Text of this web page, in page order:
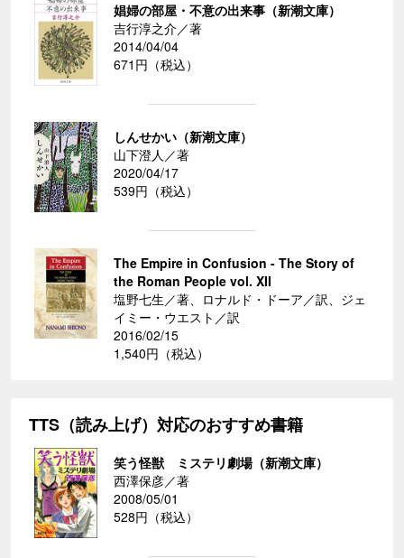
娼婦の部屋・不意の出来事（新潮文庫）
吉行淳之介／著
2014/04/04
671円（税込）
しんせかい（新潮文庫）
山下澄人／著
2020/04/17
539円（税込）
The Empire in Confusion - The Story of
the Roman People vol. XII
塩野七生／著、ロナルド・ドーア／訳、ジェ
イミー・ウエスト／訳
2016/02/15
1,540円（税込）
TTS（読み上げ）対応のおすすめ書籍
笑う怪獣 ミステリ劇場（新潮文庫）
西澤保彦／著
2008/05/01
528円（税込）